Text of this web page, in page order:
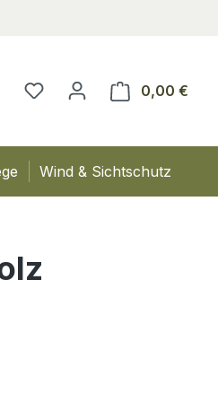
0,00 €
Wind & Sichtschutz